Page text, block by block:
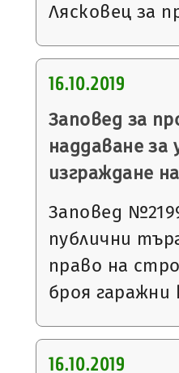
Лясковец за
16.10.2019
Заповед за
наддаване за
изграждане
Заповед
публични
право на
броя
16.10.2019